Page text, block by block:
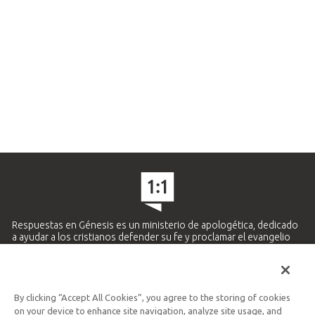
Respuestas en Génesis es un ministerio de apologética, dedicado
a ayudar a los cristianos defender su fe y proclamar el evangelio
Ministerio Hispano y Latinoamericano
By clicking “Accept All Cookies”, you agree to the storing of cookies
on your device to enhance site navigation, analyze site usage, and